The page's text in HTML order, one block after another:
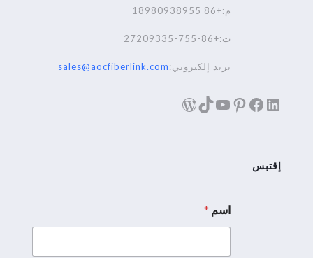
م:+86 18980938955
ت:+86-755-27209335
بريد إلكتروني:sales@aocfiberlink.com
لينكد إنفيسبوك
بينترست
يوتيوب
تيك توكووردبريس
إقتبس
اسم *